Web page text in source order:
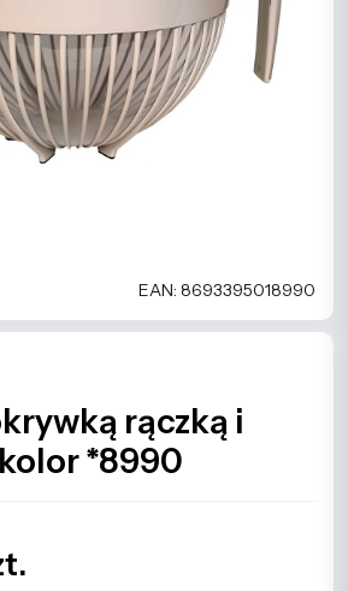
EAN: 8693395018990
rączką i
*8990